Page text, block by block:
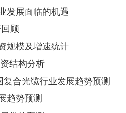
发展面临的机遇
顾
规模及增速统计
结构分析
合光缆行业发展趋势预测
趋势预测